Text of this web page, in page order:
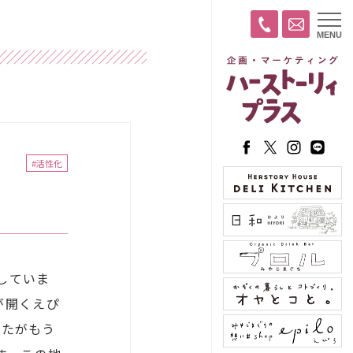
#活性化
ていま
開くえぴ
がもう
t
o
g
e
n
t
o
n
MENU